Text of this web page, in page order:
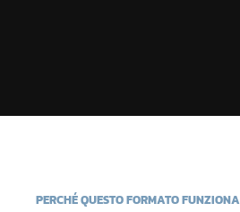
PERCHÉ QUESTO FORMATO FUNZIONA